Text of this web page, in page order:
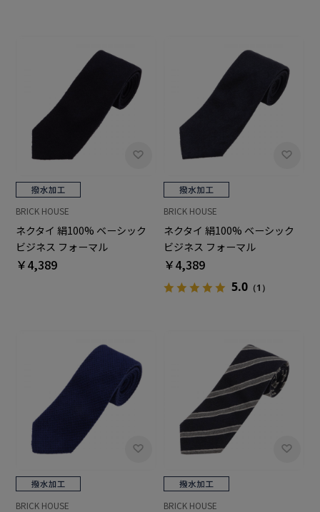
BRICK HOUSE
ネクタイ 絹100% ベーシック
ビジネス フォーマル
￥4,389
BRICK HOUSE
ネクタイ 絹100% ベーシック
ビジネス フォーマル
￥4,389
5.0 （1）
BRICK HOUSE BRICK HOUSE